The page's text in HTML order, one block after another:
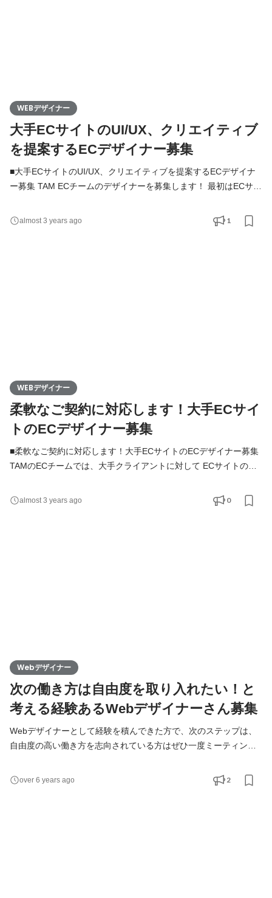
WEBデザイナー
大手ECサイトのUI/UX、クリエイティブ
を提案するECデザイナー募集
■大手ECサイトのUI/UX、クリエイティブを提案するECデザイナ
ー募集 TAM ECチームのデザイナーを募集します！ 最初はECサイ
は一つのサイトのデザインを一からお任せしたいと思っていま
almost 3 years ago 1
WEBデザイナー
柔軟なご契約に対応します！大手ECサイ
トのECデザイナー募集
■柔軟なご契約に対応します！大手ECサイトのECデザイナー募集
TAMのECチームでは、大手クライアントに対して ECサイトの課
ます。 今回募集しているのはECにおけるUI/UXデザインをともに
考え、形にできるデザイナーです。 業種は総合通販・化粧品・フ
almost 3 years ago 0
Webデザイナー
次の働き方は自由度を取り入れたい！と
考える経験あるWebデザイナーさん募集
Webデザイナーとして経験を積んできた方で、次のステップは、
自由度の高い働き方を志向されている方はぜひ一度ミーティング
によって大きく変わってくると考えています。 時間も、場所も、
ギャラも、仕事内容も、いろいろなことが変化してきます。 今、
over 6 years ago 2